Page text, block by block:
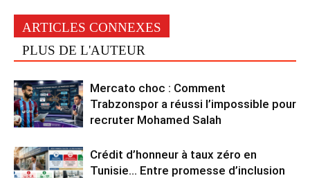
ARTICLES CONNEXES
PLUS DE L'AUTEUR
Mercato choc : Comment
Trabzonspor a réussi l’impossible pour
recruter Mohamed Salah
Crédit d’honneur à taux zéro en
Tunisie… Entre promesse d’inclusion